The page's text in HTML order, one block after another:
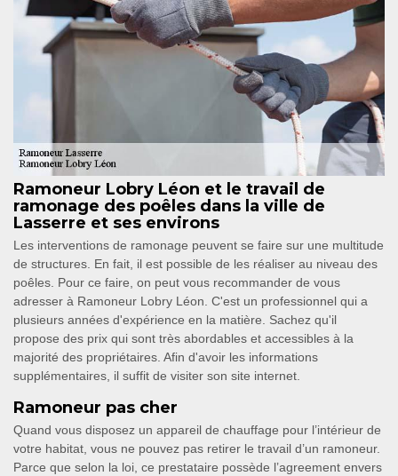
Ramoneur Lobry Léon et le travail de
ramonage des poêles dans la ville de
Lasserre et ses environs
Les interventions de ramonage peuvent se faire sur une multitude
de structures. En fait, il est possible de les réaliser au niveau des
poêles. Pour ce faire, on peut vous recommander de vous
adresser à Ramoneur Lobry Léon. C'est un professionnel qui a
plusieurs années d'expérience en la matière. Sachez qu'il
propose des prix qui sont très abordables et accessibles à la
majorité des propriétaires. Afin d'avoir les informations
supplémentaires, il suffit de visiter son site internet.
Ramoneur pas cher
Quand vous disposez un appareil de chauffage pour l’intérieur de
votre habitat, vous ne pouvez pas retirer le travail d’un ramoneur.
Parce que selon la loi, ce prestataire possède l’agreement envers